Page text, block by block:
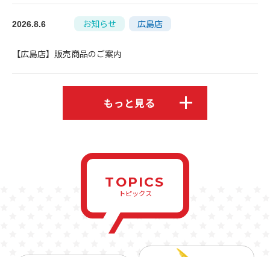
2026.8.6 お知らせ 広島店
【広島店】販売商品のご案内
もっと見る
TOPICS
トピックス